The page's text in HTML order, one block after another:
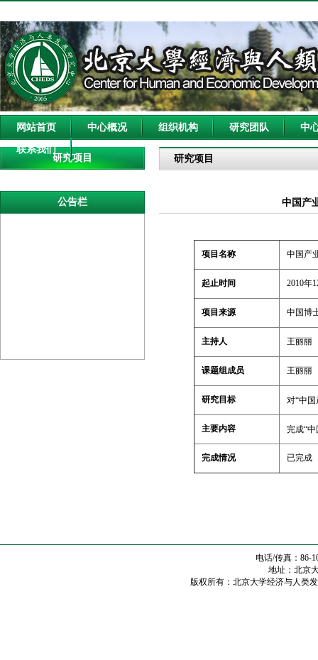
网站首页 中心概况 组织机构 研究团队 中
联系我们
研究项目
公告栏
研究项目
中国产
项目名称 中国产
起止时间 2010年
项目来源 中国博
主持人 王丽丽
课题组成员 王丽丽
研究目标 对“中
主要内容 完成“
完成情况 已完成
电话/传真：86-
地址：北京
版权所有：北京大学经济与人类